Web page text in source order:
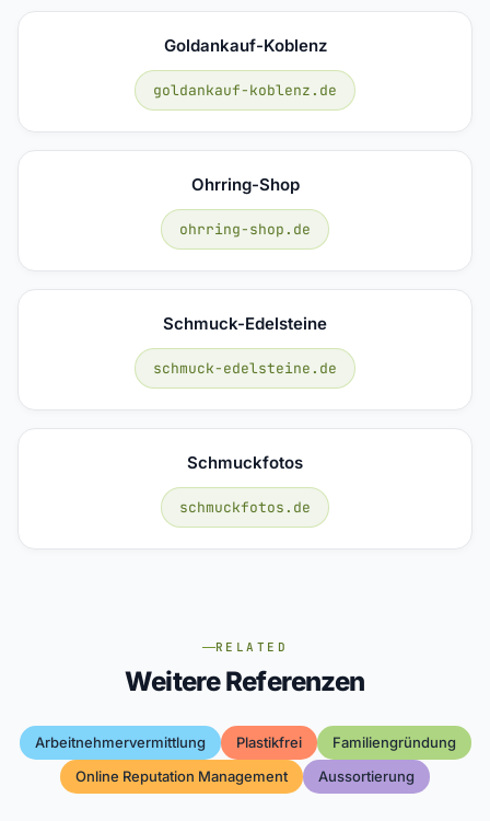
Goldankauf-Koblenz
goldankauf-koblenz.de
Ohrring-Shop
ohrring-shop.de
Schmuck-Edelsteine
schmuck-edelsteine.de
Schmuckfotos
schmuckfotos.de
RELATED
Weitere Referenzen
Arbeitnehmervermittlung Plastikfrei
Familiengründung
Online Reputation Management
Aussortierung